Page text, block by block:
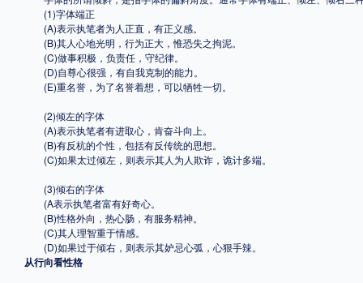
.TTF .OTF
地区
中国大陆
字体新闻 字体文章 字体程序 字体人物
(1)字体端正
(A)表示执笔者为人正直，有正义感。
(B)其人心地光明，行为正大，惟恐失之拘泥。
(C)做事积极，负责任，守纪律。
(D)自尊心很强，有自我克制的能力。
(E)重名誉，为了名誉着想，可以牺牲一切。
(2)倾左的字体
(A)表示执笔者有进取心，肯奋斗向上。
(B)有反杭的个性，包括有反传统的思想。
(C)如果太过倾左，则表示其人为人欺诈，诡计多端。
(3)倾右的字体
(A表示执笔者富有好奇心。
(B)性格外向，热心肠，有服务精神。
(C)其人理智重于情感。
(D)如果过于倾右，则表示其妒忌心弧，心狠手辣。
从行向看性格